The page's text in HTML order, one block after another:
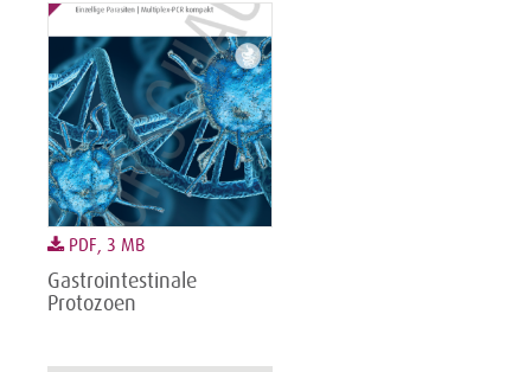
PDF, 3 MB
Gastrointestinale
Protozoen